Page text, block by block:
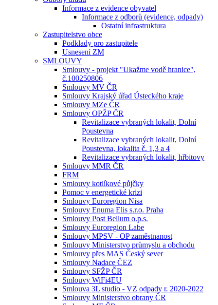
Informace z evidence obyvatel
Informace z odborů (evidence, odpady)
Ostatní infrastruktura
Zastupitelstvo obce
Podklady pro zastupitele
Usnesení ZM
SMLOUVY
Smlouvy - projekt "Ukažme vodě hranice",
č.100250806
Smlouvy MV ČR
Smlouvy Krajský úřad Ústeckého kraje
Smlouvy MZe ČR
Smlouvy OPŽP ČR
Revitalizace vybraných lokalit, Dolní
Poustevna
Revitalizace vybraných lokalit, Dolní
Poustevna, lokalita č. 1,3 a 4
Revitalizace vybraných lokalit, hřbitovy
Smlouvy MMR ČR
FRM
Smlouvy kotlíkové půjčky
Pomoc v energetické krizi
Smlouvy Euroregion Nisa
Smlouvy Enuma Elis s.r.o. Praha
Smlouvy Post Bellum o.p.s.
Smlouvy Euroregion Labe
Smlouvy MPSV - OP zaměstnanost
Smlouvy Ministerstvo průmyslu a obchodu
Smlouvy přes MAS Český sever
Smlouvy Nadace ČEZ
Smlouvy SFŽP ČR
Smlouvy WiFi4EU
Smlouva 3L studio - VZ odpady r. 2020-2022
Smlouvy Ministerstvo obrany ČR